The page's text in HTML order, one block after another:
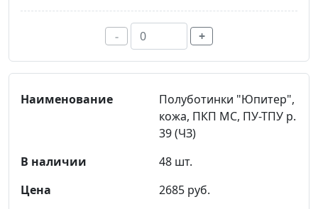
- +
Полуботинки "Юпитер",
кожа, ПКП МС, ПУ-ТПУ р.
39 (ЧЗ)
48 шт.
2685 руб.